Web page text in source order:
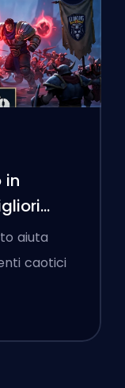
in
aiuta
caotici